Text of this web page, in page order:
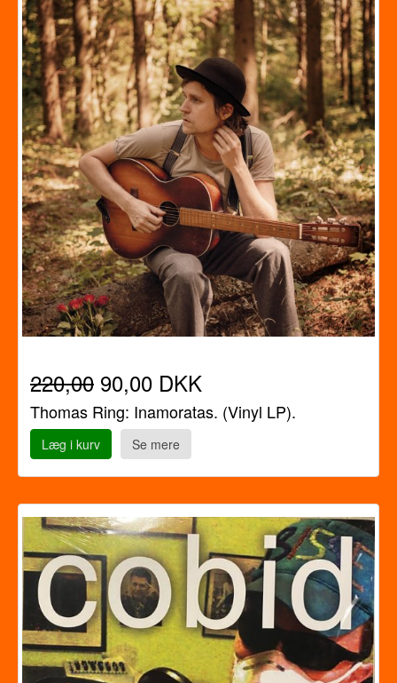
220,00 90,00 DKK
Thomas Ring: Inamoratas. (Vinyl LP).
Læg i kurv Se mere